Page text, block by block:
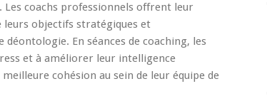
coachs professionnels offrent leur
objectifs stratégiques et
En séances de coaching, les
et à améliorer leur intelligence
cohésion au sein de leur équipe de